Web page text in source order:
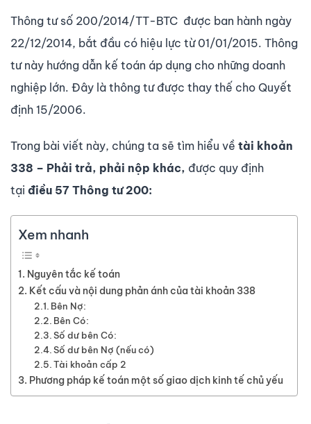
Thông tư số 200/2014/TT-BTC được ban hành ngày
22/12/2014, bắt đầu có hiệu lực từ 01/01/2015. Thông
tư này hướng dẫn kế toán áp dụng cho những doanh
nghiệp lớn. Đây là thông tư được thay thế cho Quyết
định 15/2006.
Trong bài viết này, chúng ta sẽ tìm hiểu về tài khoản
338 – Phải trả, phải nộp khác, được quy định
tại điều 57 Thông tư 200:
Xem nhanh
Nguyên tắc kế toán
Kết cấu và nội dung phản ánh của tài khoản 338
Bên Nợ:
Bên Có:
Số dư­ bên Có:
Số d­ư bên Nợ (nếu có)
Tài khoản cấp 2
Phương pháp kế toán một số giao dịch kinh tế chủ yếu